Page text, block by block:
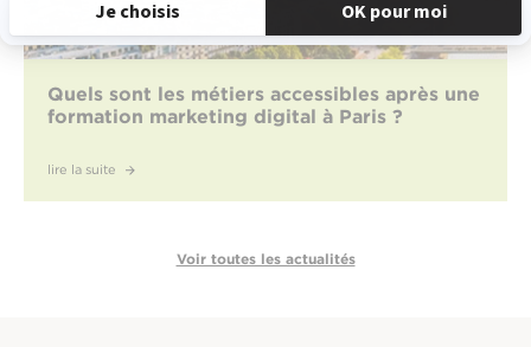
Quels sont les métiers accessibles après une
formation marketing digital à Paris ?
lire la suite
Voir toutes les actualités